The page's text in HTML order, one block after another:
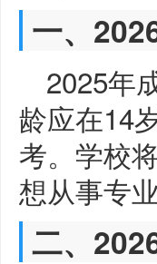
一、
2025年
龄应在14
考。学校
想从事专
二、